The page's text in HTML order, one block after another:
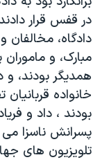
در قفس قرار
دادگاه، مخالفان
مبارک، و
خانواده
بودند ، داد و
پسرانش ناسزا
تلویزیون های